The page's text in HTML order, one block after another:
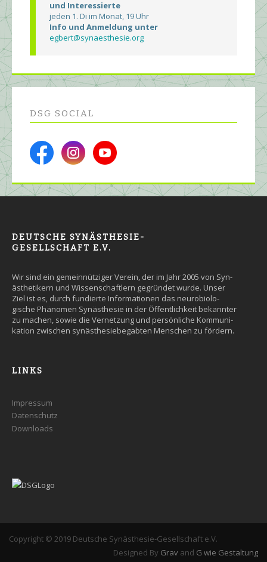
und Interessierte
jeden 1. Di im Monat, 19 Uhr
Info und Anmeldung unter
egbert@synaesthesie.org
DSG SOCIAL
DEUTSCHE SYNÄSTHESIE-
GESELLSCHAFT E.V.
Wir sind ein gemein­nütziger Ver­ein, der im Jahr 2005 von Syn­
äs­the­tikern und Wissen­schaft­lern ge­grün­det wurde. Un­ser
Ziel ist es, durch fun­dier­te Infor­ma­tio­nen das neuro­bio­lo­
gische Phäno­men Syn­äs­the­sie in der Öffent­lich­keit be­kann­ter
zu machen, so­wie die Ver­net­zung und persön­liche Kommuni­
kation zwi­schen syn­äs­the­sie­be­gab­ten Men­schen zu fördern.
LINKS
Impressum
Datenschutz
Downloads
Copyright © 2019 Deutsche Synästhesie-Gesellschaft e.V.
Designed By Grav and G wie Gestaltung